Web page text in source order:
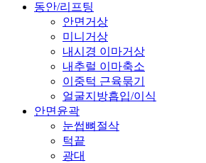
동안/리프팅
안면거상
미니거상
내시경 이마거상
내추럴 이마축소
이중턱 근육묶기
얼굴지방흡입/이식
안면윤곽
눈썹뼈절삭
턱끝
광대